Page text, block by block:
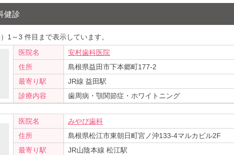
健診
1～3 件目まで表示しています。
医院名
安村歯科医院
住所
島根県益田市下本郷町177-2
最寄り駅
JR線 益田駅
診療内容
歯周病・顎関節症・ホワイトニング
医院名
みやび歯科
住所
島根県松江市東朝日町宮ノ沖133-4マルカビル2F
最寄り駅
JR山陰本線 松江駅